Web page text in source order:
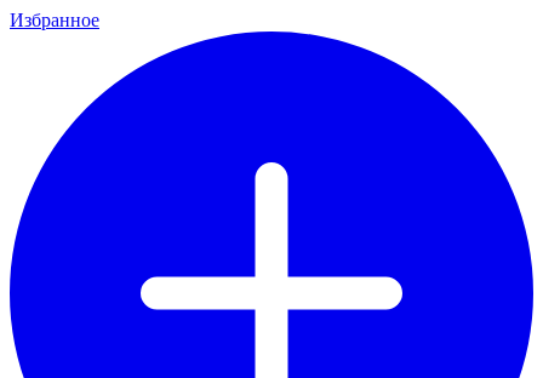
Избранное